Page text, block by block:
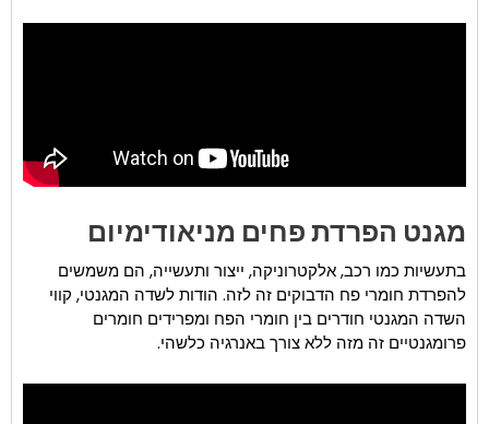
מגנט הפרדת פחים מניאודימיום
בתעשיות כמו רכב, אלקטרוניקה, ייצור ותעשייה, הם משמשים
להפרדת חומרי פח הדבוקים זה לזה. הודות לשדה המגנטי, קווי
השדה המגנטי חודרים בין חומרי הפח ומפרידים חומרים
פרומגנטיים זה מזה ללא צורך באנרגיה כלשהי.